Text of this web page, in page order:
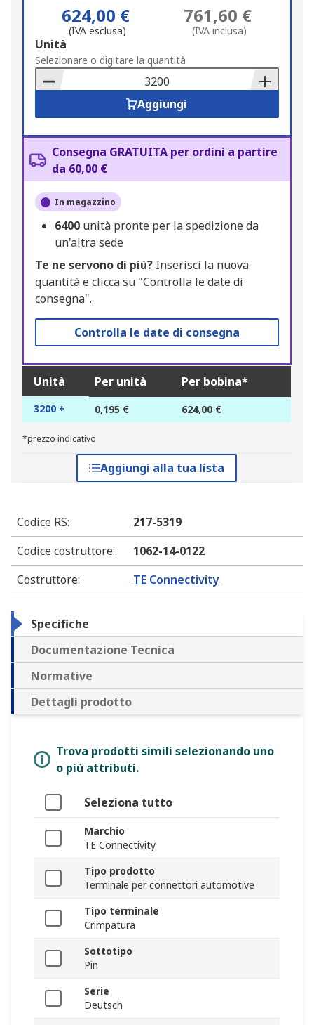
624,00 €
(IVA esclusa)
761,60 €
(IVA inclusa)
Add
to
Basket
Unità
Selezionare o digitare la quantità
Aggiungi
Consegna GRATUITA per ordini a partire
da 60,00 €
In magazzino
6400 unità pronte per la spedizione da
un'altra sede
Te ne servono di più? Inserisci la nuova
quantità e clicca su "Controlla le date di
consegna".
Controlla le date di consegna
Unità Per unità Per bobina*
3200 + 0,195 € 624,00 €
*prezzo indicativo
Aggiungi alla tua lista
Codice RS:
217-5319
Codice costruttore:
1062-14-0122
Costruttore: TE Connectivity
Specifiche
Documentazione Tecnica
Normative
Dettagli prodotto
Trova prodotti simili selezionando uno
o più attributi.
Seleziona tutto
Marchio
TE Connectivity
Tipo prodotto
Terminale per connettori automotive
Tipo terminale
Crimpatura
Sottotipo
Pin
Serie
Deutsch